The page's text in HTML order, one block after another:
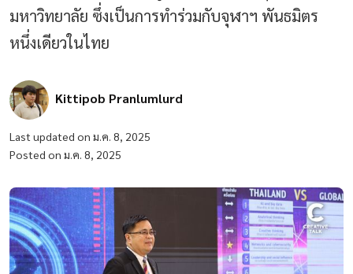
มหาวิทยาลัย ซึ่งเป็นการทำร่วมกับจุฬาฯ พันธมิตร
หนึ่งเดียวในไทย
Kittipob Pranlumlurd
Last updated on ม.ค. 8, 2025
Posted on ม.ค. 8, 2025